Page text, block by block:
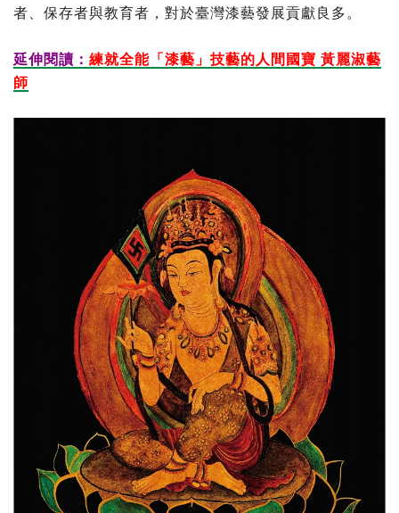
者、保存者與教育者，對於臺灣漆藝發展貢獻良多。
延伸閱讀： 練就全能「漆藝」技藝的人間國寶 黃麗淑藝
師